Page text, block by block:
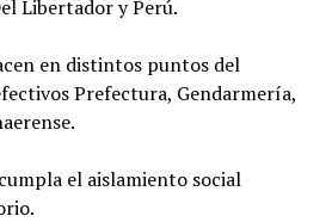
Libertador y Perú.
en distintos puntos del
Prefectura, Gendarmería,
el aislamiento social